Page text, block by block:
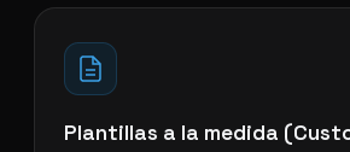
Plantillas a la medida